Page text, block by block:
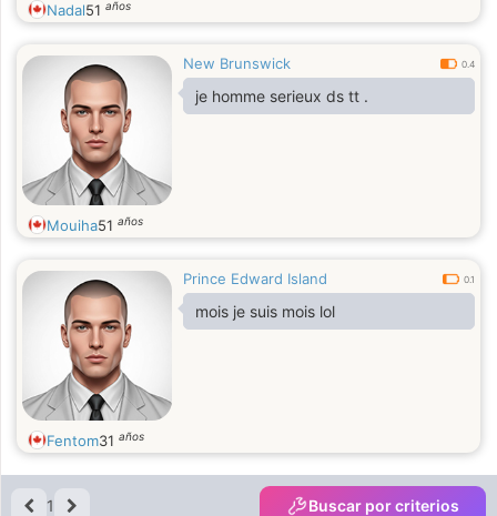
Nadal51 años
New Brunswick 0.4
je homme serieux ds tt .
Mouiha51 años
Prince Edward Island 0.1
mois je suis mois lol
Fentom31 años
1 Buscar por criterios